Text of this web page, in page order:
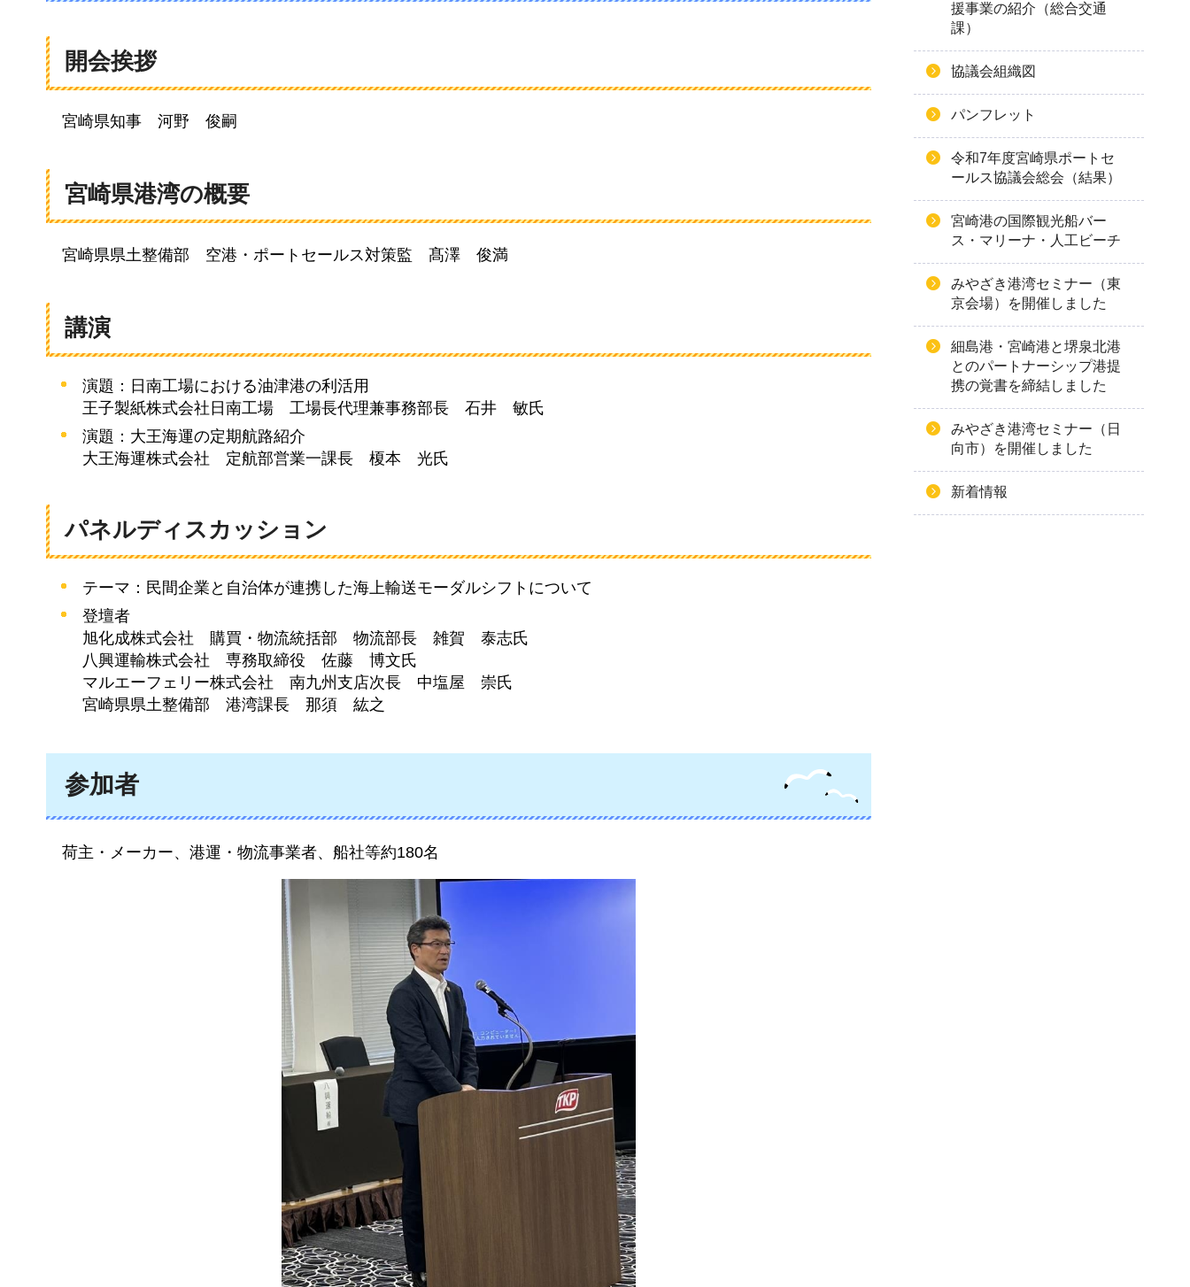
開会挨拶
宮崎県知事 河野 俊嗣
宮崎県港湾の概要
宮崎県県土整備部 空港・ポートセールス対策監 髙澤 俊満
講演
演題：日南工場における油津港の利活用
王子製紙株式会社日南工場
工場長代理兼事務部長 石井 敏氏
演題：大王海運の定期航路紹介
大王海運株式会社
定航部営業一課長 榎本 光氏
パネルディスカッション
テーマ：民間企業と自治体が連携した海上輸送モーダルシフトについて
登壇者
旭化成株式会社
購買 ・物流統括部 物流部長 雑賀 泰志氏
八興運輸株式会社
専務取締役 佐藤 博文 氏
マルエーフェリー株式会社
南九州支店次長 中塩屋 崇 氏
宮崎県県土整備部
港湾課長 那須 紘之
参加者
荷主・メーカー、港運・物流事業者、船社等約180名
援事業の紹介（総合交通
課）
協議会組織図
パンフレット
令和7年度宮崎県ポートセ
ールス協議会総会（結果）
宮崎港の国際観光船バー
ス・マリーナ・人工ビーチ
みやざき港湾セミナー（東
京会場）を開催しました
細島港・宮崎港と堺泉北港
とのパートナーシップ港提
携の覚書を締結しました
みやざき港湾セミナー（日
向市）を開催しました
新着情報